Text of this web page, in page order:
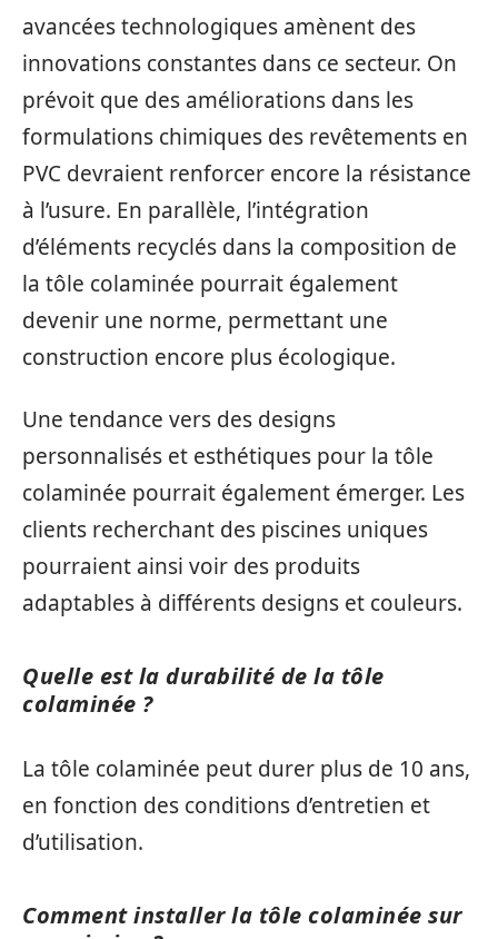
avancées technologiques amènent des
innovations constantes dans ce secteur. On
prévoit que des améliorations dans les
formulations chimiques des revêtements en
PVC devraient renforcer encore la résistance
à l’usure. En parallèle, l’intégration
d’éléments recyclés dans la composition de
la tôle colaminée pourrait également
devenir une norme, permettant une
construction encore plus écologique.
Une tendance vers des designs
personnalisés et esthétiques pour la tôle
colaminée pourrait également émerger. Les
clients recherchant des piscines uniques
pourraient ainsi voir des produits
adaptables à différents designs et couleurs.
Quelle est la durabilité de la tôle
colaminée ?
La tôle colaminée peut durer plus de 10 ans,
en fonction des conditions d’entretien et
d’utilisation.
Comment installer la tôle colaminée sur